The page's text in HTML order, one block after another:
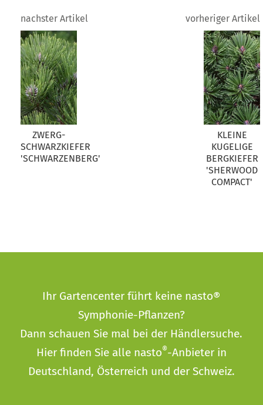
nachster Artikel
ZWERG-
SCHWARZKIEFER
'SCHWARZENBERG'
vorheriger Artikel
KLEINE
KUGELIGE
BERGKIEFER
'SHERWOOD
COMPACT'
Ihr Gartencenter führt keine nasto®
Symphonie-Pflanzen?
Dann schauen Sie mal bei der Händlersuche.
Hier finden Sie alle nasto®-Anbieter in
Deutschland, Österreich und der Schweiz.